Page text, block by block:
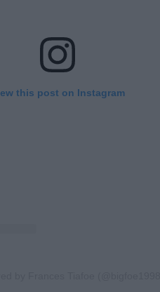
this post on Instagram